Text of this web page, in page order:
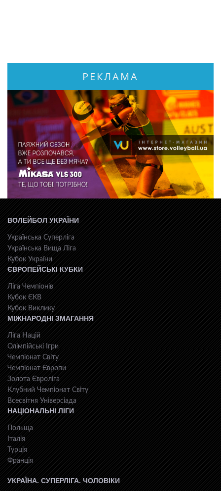
РЕКЛАМА
ВОЛЕЙБОЛ УКРАЇНИ
Українська Суперліга
Українська Вища Ліга
Кубок України
ЄВРОПЕЙСЬКІ КУБКИ
Ліга Чемпіонів
Кубок ЄКВ
Кубок Виклику
МІЖНАРОДНІ ЗМАГАННЯ
Ліга Націй
Олімпійські Ігри
Чемпіонат Світу
Чемпіонат Європи
Золота Євроліга
Клубний Чемпіонат Світу
Всесвiтня Унiверсiaда
НАЦІОНАЛЬНІ ЛІГИ
Польща
Італія
Турція
Франція
УКРАЇНА. СУПЕРЛІГА. ЧОЛОВІКИ